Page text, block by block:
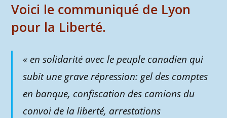
Voici le communiqué de Lyon
pour la Liberté.
« en solidarité avec le peuple canadien qui
subit une grave répression: gel des comptes
en banque, confiscation des camions du
convoi de la liberté, arrestations